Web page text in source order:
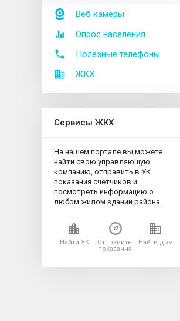
Веб камеры
Опрос населения
Полезные телефоны
ЖКХ
Сервисы ЖКХ
На нашем портале вы можете
найти свою управляющую
компанию, отправить в УК
показания счетчиков и
посмотреть информацию о
любом жилом здании района.
Найти УК
Отправить
показания
Найти дом